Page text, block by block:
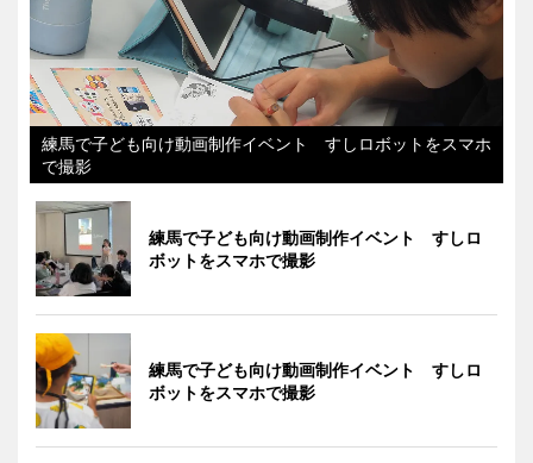
練馬で子ども向け動画制作イベント すしロボットをスマホ
で撮影
練馬で子ども向け動画制作イベント すしロ
ボットをスマホで撮影
練馬で子ども向け動画制作イベント すしロ
ボットをスマホで撮影